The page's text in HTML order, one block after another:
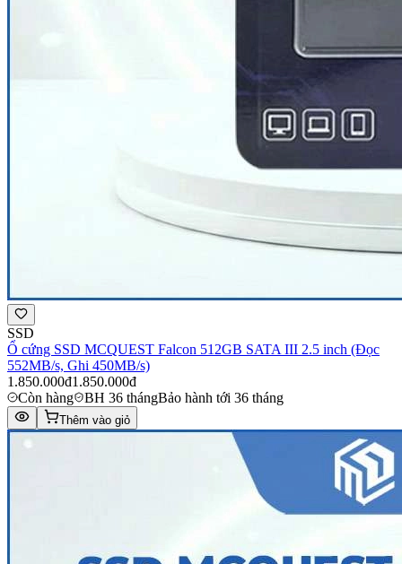
SSD
Ổ cứng SSD MCQUEST Falcon 512GB SATA III 2.5 inch (Đọc
552MB/s, Ghi 450MB/s)
1.850.000đ1.850.000đ
Còn hàng
BH 36 thángBảo hành tới 36 tháng
Thêm vào giỏ